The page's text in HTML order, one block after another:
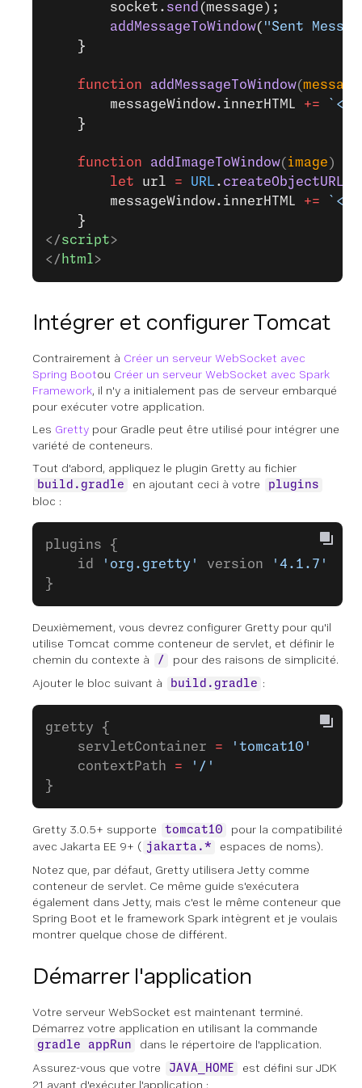
        socket.
send (message);
        addMessageToWindow
( "Sent
    }
    function
addMessageToWindow(message
        messageWindow.innerHTML
+=
    }
    function
addImageToWindow( image )
        let
url = URL . createObjectURL
        messageWindow.innerHTML
+=
    }
</script>
</ html>
Intégrer et configurer Tomcat
Contrairement à Créer un serveur WebSocket avec
Spring Bootou Créer un serveur WebSocket avec Spark
Framework, il n'y a initialement pas de serveur embarqué
pour exécuter votre application.
Les Gretty pour Gradle peut être utilisé pour intégrer une
variété de conteneurs.
Tout d'abord, appliquez le plugin Gretty au fichier
build.gradle en ajoutant ceci à votre plugins
bloc :
plugins {
    id
'org.gretty' version
'4.1.7'
}
Deuxièmement, vous devrez configurer Gretty pour qu'il
utilise Tomcat comme conteneur de servlet, et définir le
chemin du contexte à
/
pour des raisons de simplicité.
Ajouter le bloc suivant à
build.gradle :
gretty {
    servletContainer
= 'tomcat10'
    contextPath
= '/'
}
Gretty 3.0.5+ supporte tomcat10
pour la compatibilité
avec Jakarta EE 9+ ( jakarta.*
espaces de noms).
Notez que, par défaut, Gretty utilisera Jetty comme
conteneur de servlet. Ce même guide s'exécutera
également dans Jetty, mais c'est le même conteneur que
Spring Boot et le framework Spark intègrent et je voulais
montrer quelque chose de différent.
Démarrer l'application
Votre serveur WebSocket est maintenant terminé.
Démarrez votre application en utilisant la commande
gradle appRun
dans le répertoire de l'application.
Assurez-vous que votre
JAVA_HOME
est défini sur JDK
21 avant d'exécuter l'application :